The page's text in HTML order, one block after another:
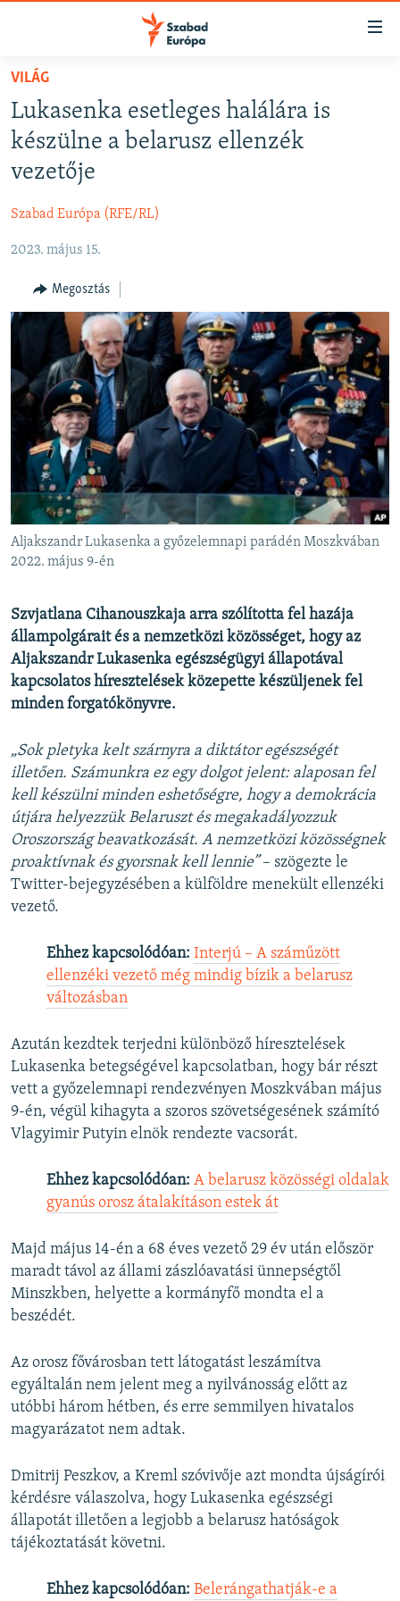
Akadálymentes
Ugrás
fő
oldalra
tartalomjegyzékre
NAPIRENDEN
AKTUÁLIS
PODCASTOK
ELEMZŐ
NER15
SZABADON
TÁRSADALOM
DEMOKRÁCIA
A PÉNZ NYOMÁBAN
EURÓPAI UNIÓ
VILÁG
KLÍMAVÁLTOZÁS
A MÚLT TANULSÁGAI
KÖVESSEN MINKET!
Valamennyi RFE/RL weboldal
VILÁG
Lukasenka esetleges halálára is
készülne a belarusz ellenzék
vezetője
Szabad Európa (RFE/RL)
2023. május 15.
Megosztás
Aljakszandr Lukasenka a győzelemnapi parádén Moszkvában
2022. május 9-én
Szvjatlana Cihanouszkaja arra szólította fel hazája
állampolgárait és a nemzetközi közösséget, hogy az
Aljakszandr Lukasenka egészségügyi állapotával
kapcsolatos híresztelések közepette készüljenek fel
minden forgatókönyvre.
„Sok pletyka kelt szárnyra a diktátor egészségét
illetően. Számunkra ez egy dolgot jelent: alaposan fel
kell készülni minden eshetőségre, hogy a demokrácia
útjára helyezzük Belaruszt és megakadályozzuk
Oroszország beavatkozását. A nemzetközi közösségnek
proaktívnak és gyorsnak kell lennie”– szögezte le
Twitter-bejegyzésében a külföldre menekült ellenzéki
vezető.
Ehhez kapcsolódóan: Interjú – A száműzött
ellenzéki vezető még mindig bízik a belarusz
változásban
Azután kezdtek terjedni különböző híresztelések
Lukasenka betegségével kapcsolatban, hogy bár részt
vett a győzelemnapi rendezvényen Moszkvában május
9-én, végül kihagyta a szoros szövetségesének számító
Vlagyimir Putyin elnök rendezte vacsorát.
Ehhez kapcsolódóan: A belarusz közösségi oldalak
gyanús orosz átalakításon estek át
Majd május 14-én a 68 éves vezető 29 év után először
maradt távol az állami zászlóavatási ünnepségtől
Minszkben, helyette a kormányfő mondta el a
beszédét.
Az orosz fővárosban tett látogatást leszámítva
egyáltalán nem jelent meg a nyilvánosság előtt az
utóbbi három hétben, és erre semmilyen hivatalos
magyarázatot nem adtak.
Dmitrij Peszkov, a Kreml szóvivője azt mondta újságírói
kérdésre válaszolva, hogy Lukasenka egészségi
állapotát illetően a legjobb a belarusz hatóságok
tájékoztatását követni.
Ehhez kapcsolódóan: Belerángathatják-e a
Spotify